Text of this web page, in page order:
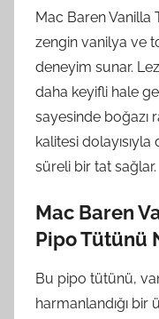
Mac Baren Vanilla
zengin vanilya ve
deneyim sunar.
daha keyifli hale
sayesinde boğazı
kalitesi
süreli bir tat sağlar.
Mac Baren
Pipo Tütünü
Bu pipo tütünü,
harmanlandığı bir